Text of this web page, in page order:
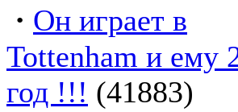
· Он играет в
Tottenham и ему
год !!! (41883)